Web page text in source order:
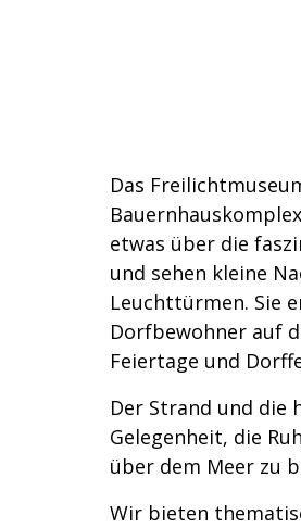
Das
etwas über die
und sehen kleine
Leuchttürmen. Sie
Dorfbewohner auf
Feiertage und
Der Strand und die
Gelegenheit, die
über dem Meer zu
Wir bieten